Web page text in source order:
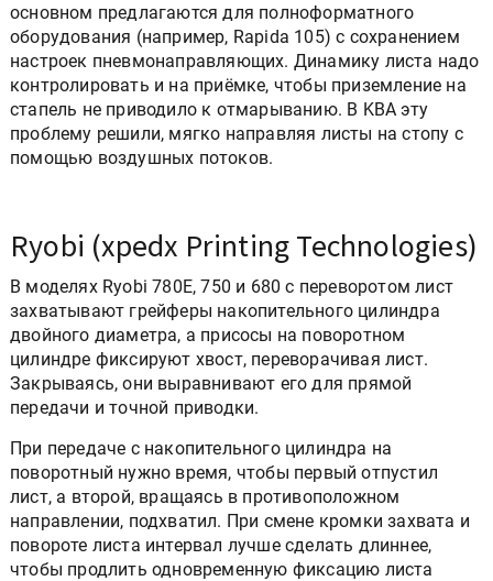
основном предлагаются для полноформатного
оборудования (например, Rapida 105) с сохранением
настроек пневмонаправляющих. Динамику листа надо
контролировать и на приёмке, чтобы приземление на
стапель не приводило к отмарыванию. В KBA эту
проблему решили, мягко направляя листы на стопу с
помощью воздушных потоков.
Ryobi (xpedx Printing Technologies)
В моделях Ryobi 780E, 750 и 680 с переворотом лист
захватывают грейферы накопительного цилиндра
двойного диаметра, а присосы на поворотном
цилиндре фиксируют хвост, переворачивая лист.
Закрываясь, они выравнивают его для прямой
передачи и точной приводки.
При передаче с накопительного цилиндра на
поворотный нужно время, чтобы первый отпустил
лист, а второй, вращаясь в противоположном
направлении, подхватил. При смене кромки захвата и
повороте листа интервал лучше сделать длиннее,
чтобы продлить одновременную фиксацию листа